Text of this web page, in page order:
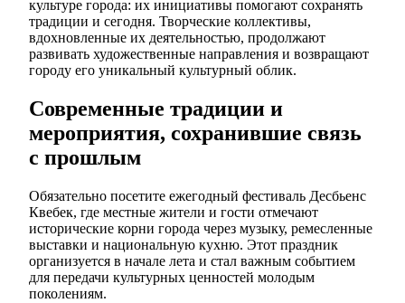
культуре города: их инициативы помогают сохранять
традиции и сегодня. Творческие коллективы,
вдохновленные их деятельностью, продолжают
развивать художественные направления и возвращают
городу его уникальный культурный облик.
Современные традиции и
мероприятия, сохранившие связь
с прошлым
Обязательно посетите ежегодный фестиваль Десбьенс
Квебек, где местные жители и гости отмечают
исторические корни города через музыку, ремесленные
выставки и национальную кухню. Этот праздник
организуется в начале лета и стал важным событием
для передачи культурных ценностей молодым
поколениям.